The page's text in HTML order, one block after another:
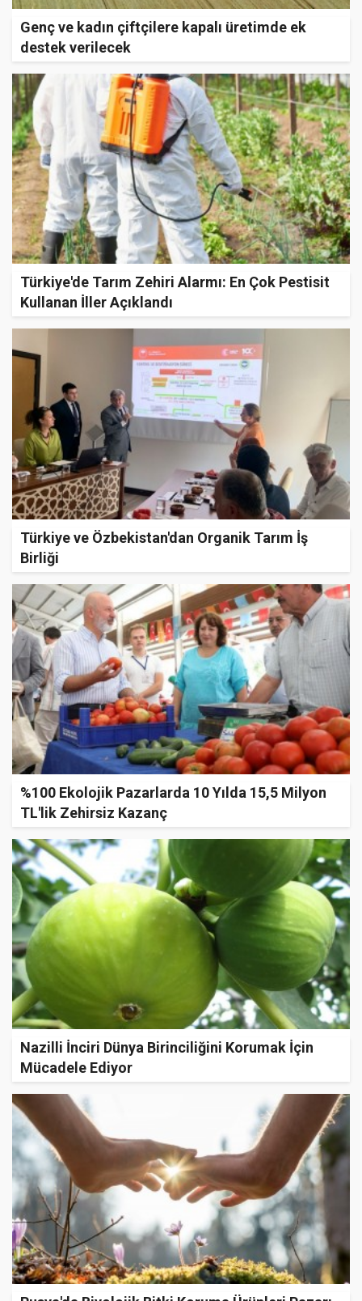
Genç ve kadın çiftçilere kapalı üretimde ek
destek verilecek
Türkiye'de Tarım Zehiri Alarmı: En Çok Pestisit
Kullanan İller Açıklandı
Türkiye ve Özbekistan'dan Organik Tarım İş
Birliği
%100 Ekolojik Pazarlarda 10 Yılda 15,5 Milyon
TL'lik Zehirsiz Kazanç
Nazilli İnciri Dünya Birinciliğini Korumak İçin
Mücadele Ediyor